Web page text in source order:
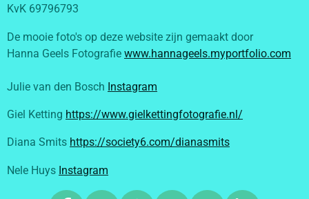
KvK 69796793
De mooie foto's op deze website zijn gemaakt door
Hanna Geels Fotografie www.hannageels.myportfolio.com
Julie van den Bosch Instagram
Giel Ketting https://www.gielkettingfotografie.nl/
Diana Smits https://society6.com/dianasmits
Nele Huys Instagram